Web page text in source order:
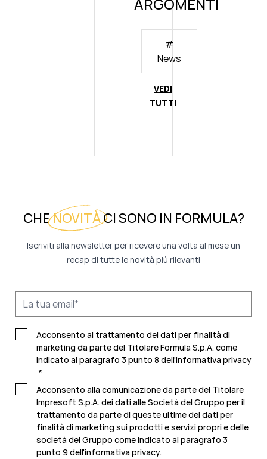
#
News
VEDI
TUTTI
CHENOVITÀCI SONO IN FORMULA?
Iscriviti alla newsletter per ricevere una volta al mese un
recap di tutte le novità più rilevanti
Acconsento al trattamento dei dati per finalità di
marketing da parte del Titolare Formula S.p.A. come
indicato al paragrafo 3 punto 8 dell'informativa privacy
*
Acconsento alla comunicazione da parte del Titolare
Impresoft S.p.A. dei dati alle Società del Gruppo per il
trattamento da parte di queste ultime dei dati per
finalità di marketing sui prodotti e servizi propri e delle
società del Gruppo come indicato al paragrafo 3
punto 9 dell'informativa privacy.